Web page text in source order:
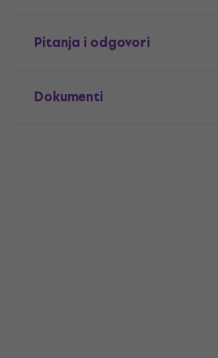
Pitanja i odgovori
Dokumenti